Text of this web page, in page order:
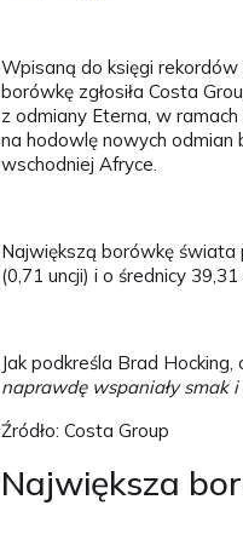
Wpisaną do księgi rekordów
borówkę zgłosiła Costa
z odmiany Eterna, w
na hodowlę nowych odmian
wschodniej Afryce.
Największą borówkę świata
(0,71 uncji) i o średnicy
Jak podkreśla Brad
naprawdę wspaniały smak
Źródło: Costa Group
Największa